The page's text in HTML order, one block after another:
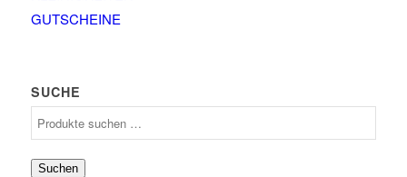
GUTSCHEINE
SUCHE
Suchen